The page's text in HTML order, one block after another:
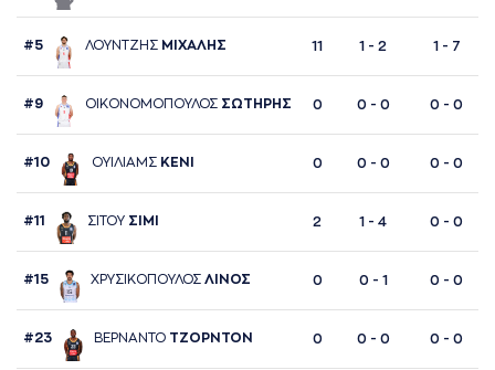
#5 ΛΟΥΝΤΖΗΣ ΜΙΧAΛΗΣ 11 1 - 2 1 - 7
#9 ΟΙΚΟΝΟΜΟΠΟΥΛΟΣ ΣΩΤΗΡΗΣ 0 0 - 0 0 - 0
#10 ΟΥΙΛΙAΜΣ ΚΕΝΙ 0 0 - 0 0 - 0
#11 ΣΙΤΟΥ ΣΙΜΙ 2 1 - 4 0 - 0
#15 ΧΡΥΣΙΚΟΠΟΥΛΟΣ ΛΙΝΟΣ 0 0 - 1 0 - 0
#23 ΒΕΡΝAΝΤΟ ΤΖΟΡΝΤΟΝ 0 0 - 0 0 - 0